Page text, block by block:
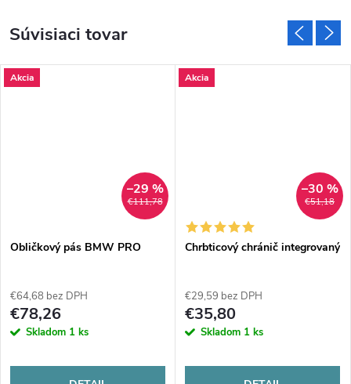
Súvisiaci tovar
Akcia
€111,78
–29 %
Obličkový pás BMW PRO
€64,68 bez DPH
€78,26
Skladom 1 ks
Akcia
€51,18
–30 %
Chrbticový chránič integrovaný
€29,59 bez DPH
€35,80
Skladom 1 ks